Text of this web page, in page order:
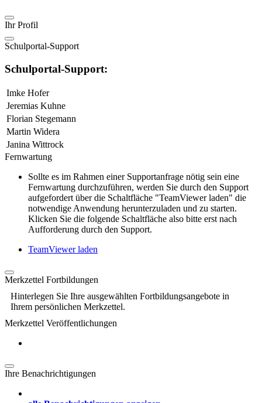
Ihr Profil
Schulportal-Support
Schulportal-Support:
Imke Hofer
Jeremias Kuhne
Florian Stegemann
Martin Widera
Janina Wittrock
Fernwartung
Sollte es im Rahmen einer Supportanfrage nötig sein eine
Fernwartung durchzuführen, werden Sie durch den Support
aufgefordert über die Schaltfläche "TeamViewer laden" die
notwendige Anwendung herunterzuladen und zu starten.
Klicken Sie die folgende Schaltfläche also bitte erst nach
Aufforderung durch den Support.
TeamViewer laden
Merkzettel Fortbildungen
Hinterlegen Sie Ihre ausgewählten Fortbildungsangebote in
Ihrem persönlichen Merkzettel.
Merkzettel Veröffentlichungen
Ihre Benachrichtigungen